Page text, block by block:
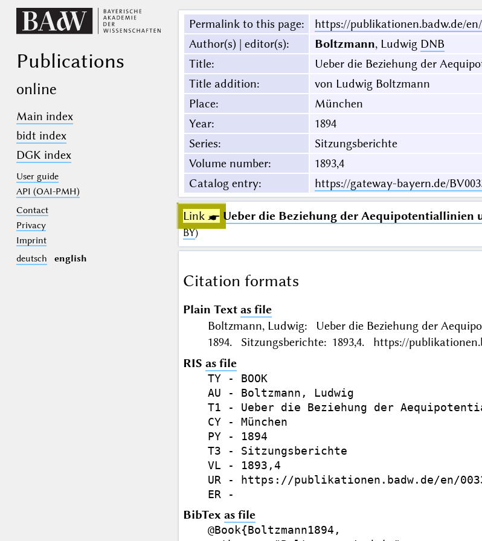
Publications
online
Main index
bidt index
DGK index
User guide
API (OAI-PMH)
Contact
Privacy
Imprint
deutsch
english
Permalink to this page:
https://publikationen.badw.de/en/
Author(s) | editor(s): Boltzmann, Ludwig DNB
Title:
Ueber die Beziehung der
Title addition:
von Ludwig Boltzmann
Place:
München
Year:
1894
Series:
Sitzungsberichte
Volume number:
1893,4
Catalog entry: https://gateway-bayern.de/
Link ☛ Ueber die Beziehung der Aequipotentiallinien
BY)
Citation formats
Plain Text as file
Boltzmann, Ludwig: Ueber die Beziehung der
1894. Sitzungsberichte: 1893,4. https://
RIS as file
TY - BOOK
AU - Boltzmann, Ludwig
T1 - Ueber die Beziehung der
CY - München
PY - 1894
T3 - Sitzungsberichte
VL - 1893,4
UR - https://publikationen.badw.de/en/
BibTex as file
@Book{Boltzmann1894,